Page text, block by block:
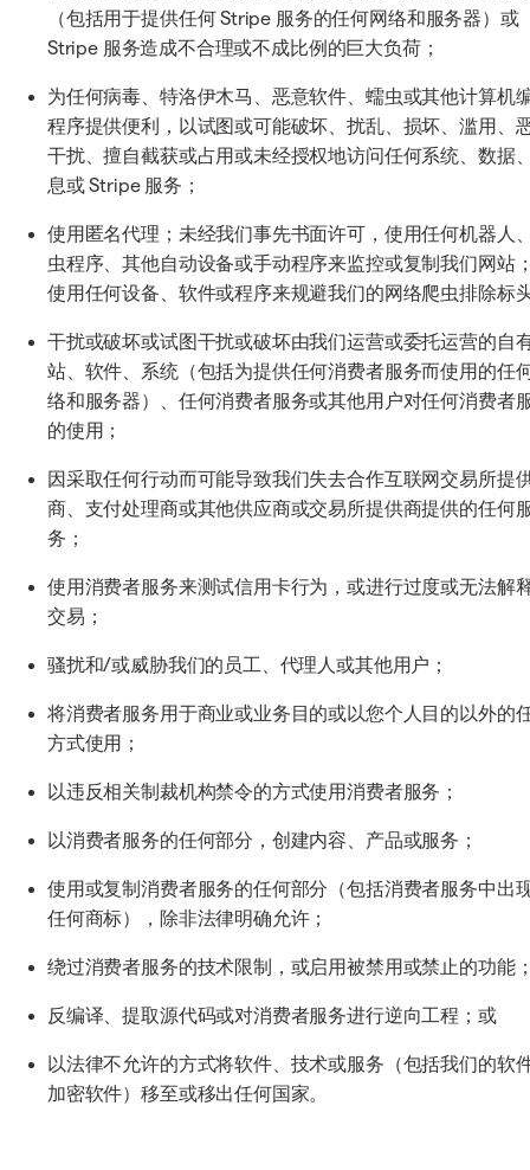
（包括用于提供任何 Stripe 服务的任何网络和服务器）或
Stripe 服务造成不合理或不成比例的巨大负荷；
为任何病毒、特洛伊木马、恶意软件、蠕虫或其他计算机
程序提供便利，以试图或可能破坏、扰乱、损坏、滥用、
干扰、擅自截获或占用或未经授权地访问任何系统、数据
息或 Stripe 服务；
使用匿名代理；未经我们事先书面许可，使用任何机器人
虫程序、其他自动设备或手动程序来监控或复制我们网站
使用任何设备、软件或程序来规避我们的网络爬虫排除标
干扰或破坏或试图干扰或破坏由我们运营或委托运营的自
站、软件、系统（包括为提供任何消费者服务而使用的任
络和服务器）、任何消费者服务或其他用户对任何消费者
的使用；
因采取任何行动而可能导致我们失去合作互联网交易所提
商、支付处理商或其他供应商或交易所提供商提供的任何
务；
使用消费者服务来测试信用卡行为，或进行过度或无法解
交易；
骚扰和/或威胁我们的员工、代理人或其他用户；
将消费者服务用于商业或业务目的或以您个人目的以外的
方式使用；
以违反相关制裁机构禁令的方式使用消费者服务；
以消费者服务的任何部分，创建内容、产品或服务；
使用或复制消费者服务的任何部分（包括消费者服务中出
任何商标），除非法律明确允许；
绕过消费者服务的技术限制，或启用被禁用或禁止的功能
反编译、提取源代码或对消费者服务进行逆向工程；或
以法律不允许的方式将软件、技术或服务（包括我们的软
加密软件）移至或移出任何国家。